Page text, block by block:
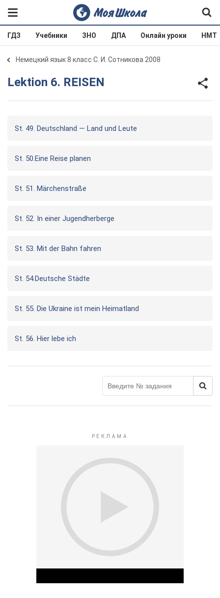
ГДЗ Учебники ЗНО ДПА Онлайн уроки НМТ
Немецкий язык 8 класс С. И. Сотникова 2008
Lektion 6. REISEN
St. 49. Deutschland — Land und Leute
St. 50.Eine Reise planen
St. 51. Märchenstraße
St. 52. In einer Jugendherberge
St. 53. Mit der Bahn fahren
St. 54.Deutsche Städte
St. 55. Die Ukraine ist mein Heimatland
St. 56. Hier lebe ich